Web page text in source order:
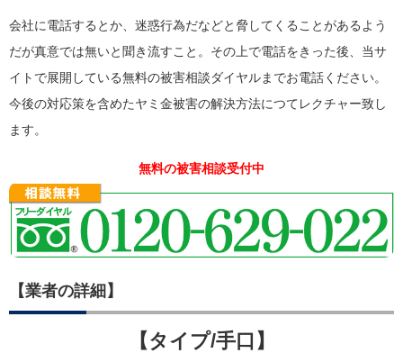
会社に電話するとか、迷惑行為だなどと脅してくることがあるよう
だが真意では無いと聞き流すこと。その上で電話をきった後、当サ
イトで展開している無料の被害相談ダイヤルまでお電話ください。
今後の対応策を含めたヤミ金被害の解決方法につてレクチャー致し
ます。
無料の被害相談受付中
【業者の詳細】
【タイプ/手口】